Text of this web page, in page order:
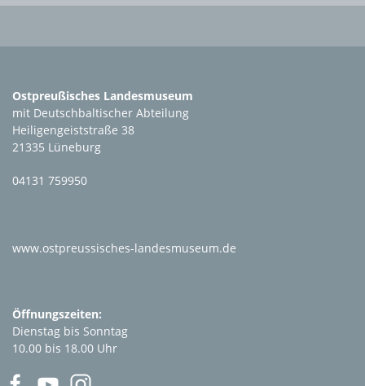
Ostpreußisches Landesmuseum
mit Deutschbaltischer Abteilung
Heiligengeiststraße 38
21335 Lüneburg
04131 759950
www.ostpreussisches-landesmuseum.de
Öffnungszeiten:
Dienstag bis Sonntag
10.00 bis 18.00 Uhr